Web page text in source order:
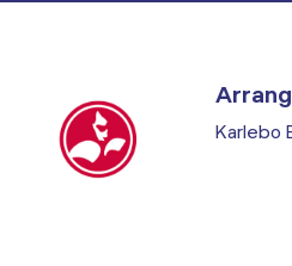
Karlebo